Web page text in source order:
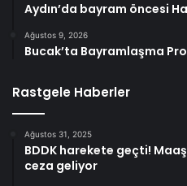
Aydın’da bayram öncesi
Ağustos 9, 2026
Bucak’ta Bayramlaşma
Rastgele Haberler
Ağustos 31, 2025
BDDK harekete geçti!
ceza geliyor